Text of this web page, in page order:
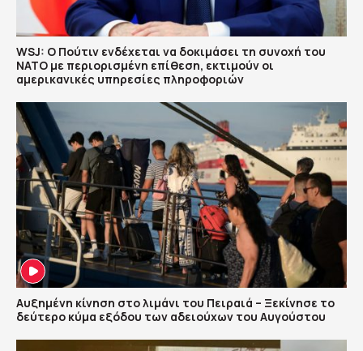
WSJ: Ο Πούτιν ενδέχεται να δοκιμάσει τη συνοχή του
ΝΑΤΟ με περιορισμένη επίθεση, εκτιμούν οι
αμερικανικές υπηρεσίες πληροφοριών
Αυξημένη κίνηση στο λιμάνι του Πειραιά – Ξεκίνησε το
δεύτερο κύμα εξόδου των αδειούχων του Αυγούστου